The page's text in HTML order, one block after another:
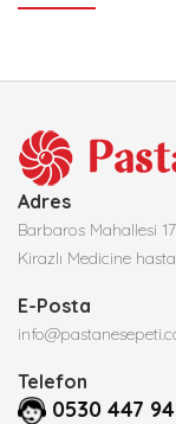
Adres
Barbaros Mahallesi
Kirazlı Medicine
E-Posta
Telefon
0530 447